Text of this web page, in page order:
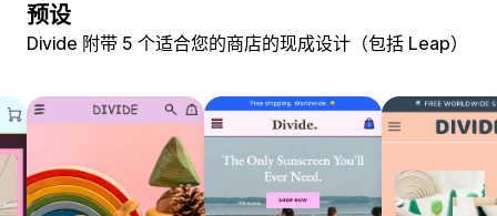
预设
Divide 附带 5 个适合您的商店的现成设计（包括 Leap）